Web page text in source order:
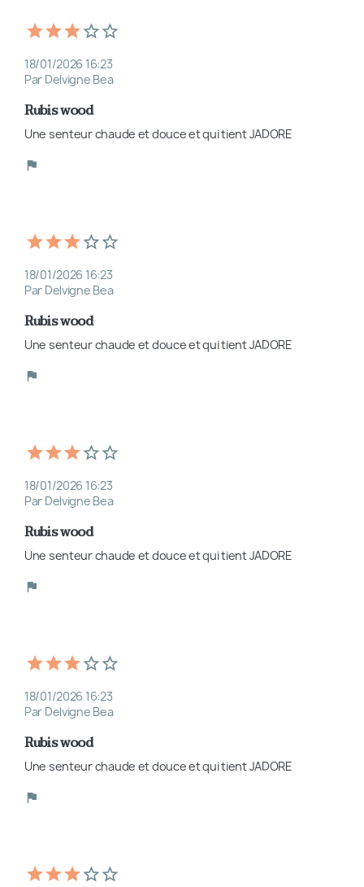
18/01/2026 16:23
Par Delvigne Bea
Rubis wood
Une senteur chaude et douce et qui tient JADORE
18/01/2026 16:23
Par Delvigne Bea
Rubis wood
Une senteur chaude et douce et qui tient JADORE
18/01/2026 16:23
Par Delvigne Bea
Rubis wood
Une senteur chaude et douce et qui tient JADORE
18/01/2026 16:23
Par Delvigne Bea
Rubis wood
Une senteur chaude et douce et qui tient JADORE